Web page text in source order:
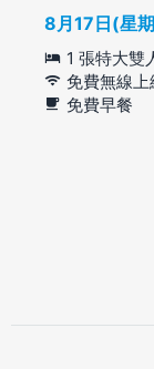
8月17日(星
1 張特大雙
免費無線上
免費早餐